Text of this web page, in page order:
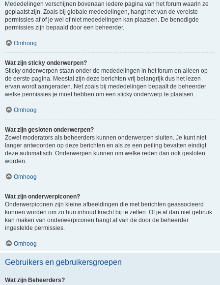
Mededelingen verschijnen bovenaan iedere pagina van het forum waarin ze
geplaatst zijn. Zoals bij globale mededelingen, hangt het van de vereiste
permissies af of je wel of niet mededelingen kan plaatsen. De benodigde
permissies zijn bepaald door een beheerder.
Omhoog
Wat zijn sticky onderwerpen?
Sticky onderwerpen staan onder de mededelingen in het forum en alleen op
de eerste pagina. Meestal zijn deze berichten vrij belangrijk dus het lezen
ervan wordt aangeraden. Net zoals bij mededelingen bepaalt de beheerder
welke permissies je moet hebben om een sticky onderwerp te plaatsen.
Omhoog
Wat zijn gesloten onderwerpen?
Zowel moderators als beheerders kunnen onderwerpen sluiten. Je kunt niet
langer antwoorden op deze berichten en als ze een peiling bevatten eindigt
deze automatisch. Onderwerpen kunnen om welke reden dan ook gesloten
worden.
Omhoog
Wat zijn onderwerpiconen?
Onderwerpiconen zijn kleine afbeeldingen die met berichten geassocieerd
kunnen worden om zo hun inhoud kracht bij te zetten. Of je al dan niet gebruik
kan maken van onderwerpiconen hangt af van de door de beheerder
ingestelde permissies.
Omhoog
Gebruikers en gebruikersgroepen
Wat zijn Beheerders?